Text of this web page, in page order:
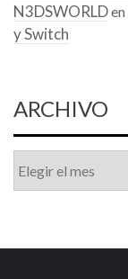
N3DSWORLDen
y Switch
ARCHIVO